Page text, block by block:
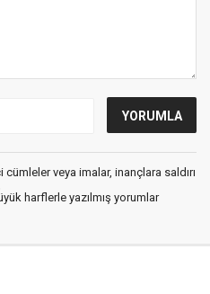
veya imalar, inançlara saldırı
harflerle yazılmış yorumlar